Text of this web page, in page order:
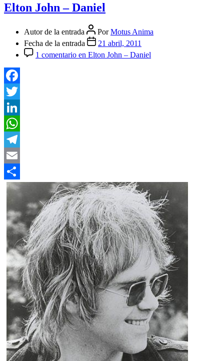
Elton John – Daniel
Autor de la entrada PorMotus Anima
Fecha de la entrada
21 abril, 2011
1 comentario en Elton John – Daniel
Facebook
Twitter
LinkedIn
WhatsApp
Telegram
Email
Compartir